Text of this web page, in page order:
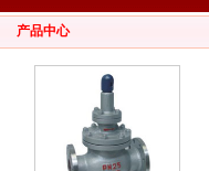
产品中心